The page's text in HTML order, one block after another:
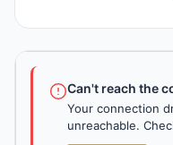
Can't reach the
Your connection
unreachable.